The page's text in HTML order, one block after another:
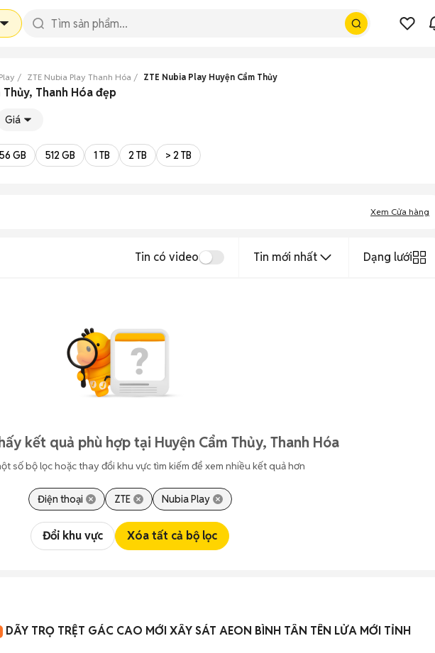
ZTE Nubia Play Thanh Hóa ZTE Nubia Play Huyện Cẩm Thủy
Thanh Hóa đẹp
Giá
GB 512 GB 1 TB 2 TB > 2 TB
Xem Cửa hàng
Tin có video Tin mới nhất Dạng lưới
kết quả phù hợp tại Huyện Cẩm Thủy, Thanh Hóa
số bộ lọc hoặc thay đổi khu vực tìm kiếm để xem nhiều kết quả hơn
Điện thoại ZTE Nubia Play
Đổi khu vực Xóa tất cả bộ lọc
DÃY TRỌ TRỆT GÁC CAO MỚI XÂY SÁT AEON BÌNH TÂN TÊN LỬA MỚI TỈNH